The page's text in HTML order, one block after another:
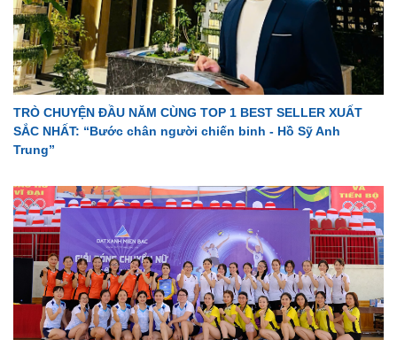
TRÒ CHUYỆN ĐẦU NĂM CÙNG TOP 1 BEST SELLER XUẤT
SẮC NHẤT: “Bước chân người chiến binh - Hồ Sỹ Anh
Trung”